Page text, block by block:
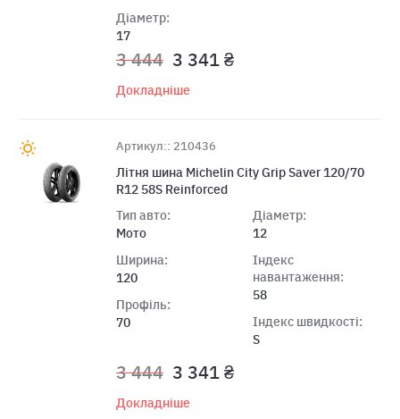
Діаметр:
17
3 444 3 341 ₴
Докладніше
Артикул:: 210436
Лiтня шина Michelin City Grip Saver 120/70
R12 58S Reinforced
Тип авто:
Мото
Ширина:
120
Профіль:
70
Діаметр:
12
Індекс
навантаження:
58
Індекс швидкості:
S
3 444 3 341 ₴
Докладніше